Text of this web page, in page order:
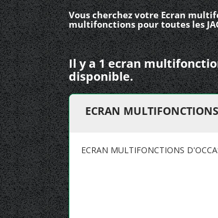
Vous cherchez votre Ecran
multifonctions pour toutes les
Il y a 1 ecran
disponible.
ECRAN
ECRAN MULTIFONCTIONS